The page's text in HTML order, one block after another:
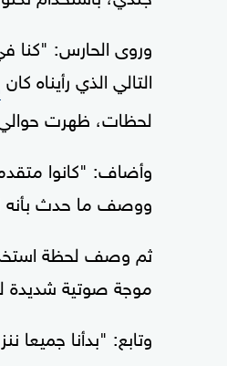
وروى الحارس: "كنا
التالي الذي رأيناه كان
لحظات، ظهرت حوالي 8 مروحيات حسب تقديره، نشرت ما يقارب 20 جنديا أميركيا
وأضاف: "كانوا
ووصف ما حدث بأنه
ثم وصف لحظة
موجة صوتية شديدة
وتابع: "بدأنا